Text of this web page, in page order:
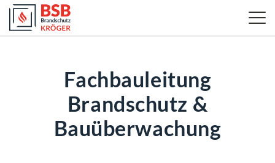
Fachbauleitung
Brandschutz &
Bauüberwachung